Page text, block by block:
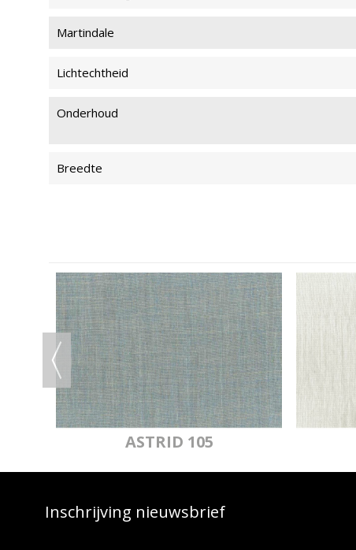
Martindale
Lichtechtheid
Onderhoud
Breedte
ASTRID 105
Inschrijving nieuwsbrief